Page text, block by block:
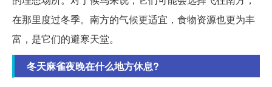
在那里度过冬季。南方的气候更适宜，食物资源也更为丰
富，是它们的避寒天堂。
冬天麻雀夜晚在什么地方休息?